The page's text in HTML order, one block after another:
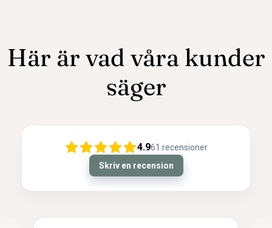
Här är vad våra kunder
säger
4.961 recensioner
Skriv en recension